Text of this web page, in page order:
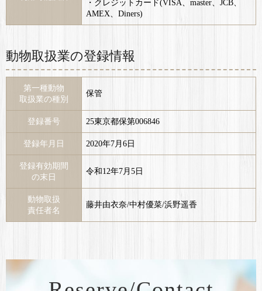
・クレジットカード(VISA、master、JCB、
AMEX、Diners)
動物取扱業の登録情報
第一種動物
取扱業の種別
保管
登録番号 25東京都保第006846
登録年月日 2020年7月6日
登録有効期間
の末日
令和12年7月5日
動物取扱
責任者名
藤井由衣奈/中村優菜/浜野遥香